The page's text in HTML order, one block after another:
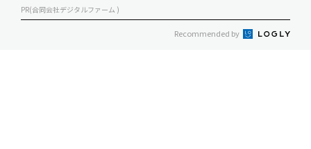
PR(合同会社デジタルファーム )
Recommended by